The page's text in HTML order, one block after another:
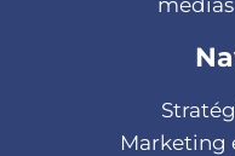
Marketing